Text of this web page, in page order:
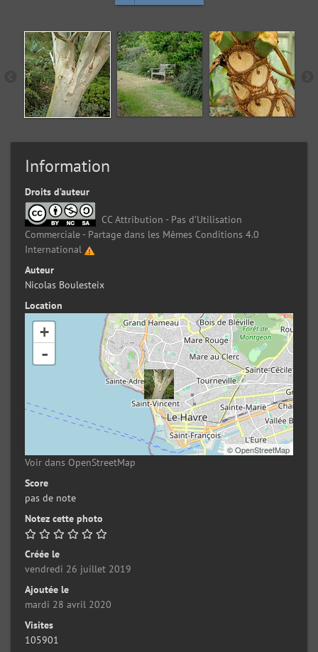
Information
Droits d’auteur
CC Attribution - Pas d’Utilisation
Commerciale - Partage dans les Mêmes Conditions 4.0
International
Auteur
Nicolas Boulesteix
Location
+
-
©OpenStreetMap
Voir dans OpenStreetMap
Score
pas de note
Notez cette photo
Créée le
vendredi 26 juillet 2019
Ajoutée le
mardi 28 avril 2020
Visites
105901